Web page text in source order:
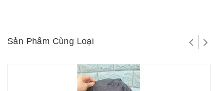
Sản Phẩm Cùng Loại